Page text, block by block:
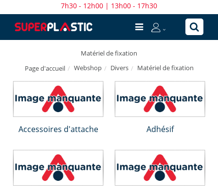
7h30 - 12h00 | 13h00 - 17h30
Matériel de fixation
Page d'accueil
Webshop Divers Matériel de fixation
Accessoires d'attache Adhésif